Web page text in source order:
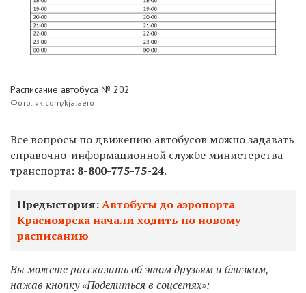
Расписание автобуса № 202
Фото: vk.com/kja.aero
Все вопросы по движению автобусов можно задавать
справочно-информационной службе министерства
транспорта: 8-800-775-75-24.
Предыстория:Автобусы до аэропорта
Красноярска начали ходить по новому
расписанию
Вы можете рассказать об этом друзьям и близким,
нажав кнопку «Поделиться в соцсетях»: